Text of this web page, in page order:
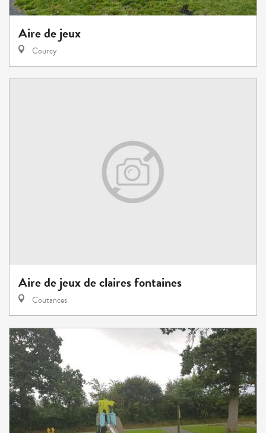
Aire de jeux
Courcy
Aire de jeux de claires fontaines
Coutances